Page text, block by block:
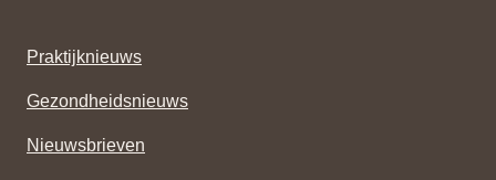
Praktijknieuws
Gezondheidsnieuws
Nieuwsbrieven